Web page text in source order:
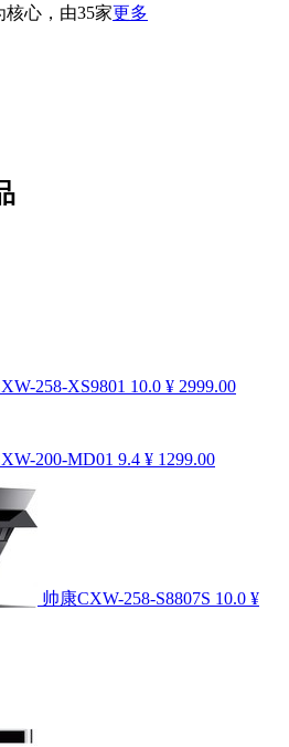
心，由35家更多
258-XS9801 10.0 ¥ 2999.00
200-MD01 9.4 ¥ 1299.00
帅康CXW-258-S8807S 10.0 ¥